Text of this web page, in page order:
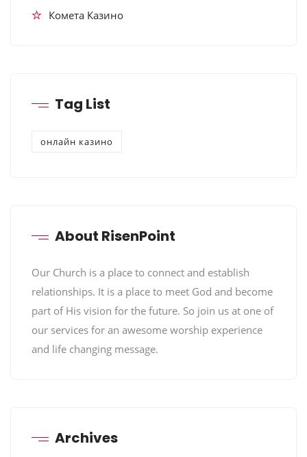
Комета Казино
Tag List
онлайн казино
About RisenPoint
Our Church is a place to connect and establish
relationships. It is a place to meet God and become
part of His vision for the future. So join us at one of
our services for an awesome worship experience
and life changing message.
Archives